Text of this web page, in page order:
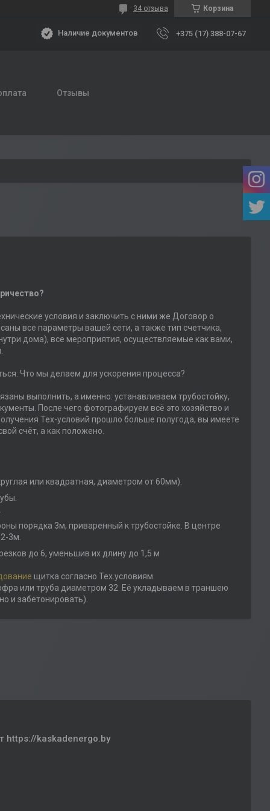
Корзина
34 отзыва
Наличие документов +375 (17) 388-07-67
Отзывы
условия и заключить с ними же Договор о
все параметры вашей сети, а также тип счетчика,
дома), все мероприятия, осуществляемые как вами,
Что мы делаем для ускорения процесса?
выполнить, а именно: устанавливаем трубостойку,
После чего фотографируем всё это хозяйство и
Тех-условий прошло больше полугода, вы имеете
счёт, а как положено.
или квадратная, диаметром от 60мм).
порядка 3м, приваренный к трубостойке. В центре
3м.
до 6, уменьшив их длину до 1,5 м
щитка согласно Тех.условиям.
или труба диаметром 32. Её укладываем в траншею
и забетонировать).
https://kaskadenergo.by